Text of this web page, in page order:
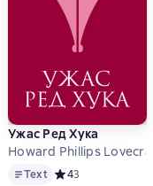
Ужас Ред Хука
Howard Phillips Lovecraft
TextText Средний рейтинг
43